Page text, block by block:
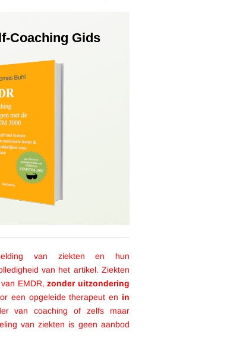
Coaching Gids
van ziekten en hun
van het artikel. Ziekten
van EMDR,zonder uitzondering
een opgeleide therapeut en in
van coaching of zelfs maar
van ziekten is geen aanbod